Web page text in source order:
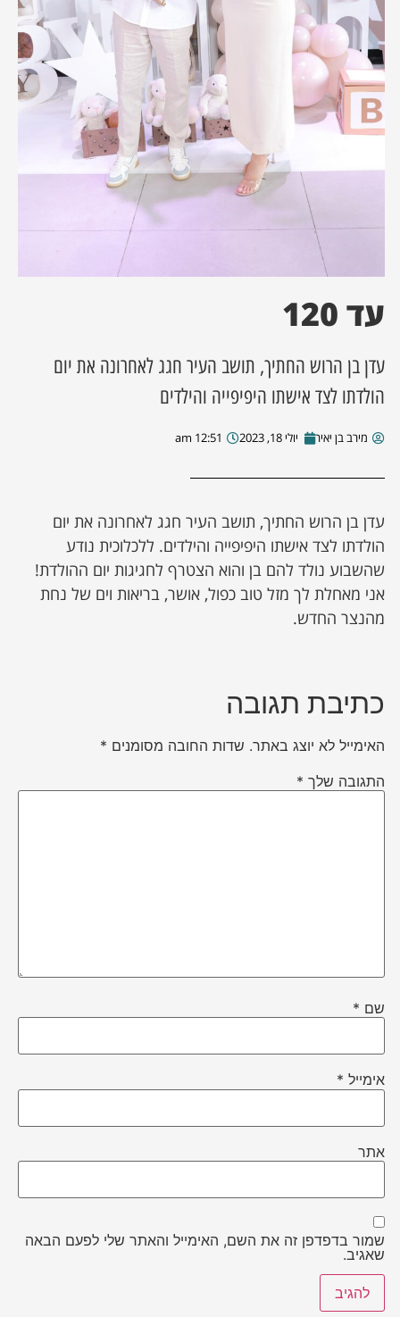
מסע מלחמה
השבוע
עסקים
עד 120
עדן בן הרוש החתיך, תושב העיר חגג לאחרונה את יום
הולדתו לצד אישתו היפיפייה והילדים
מירב בן יאיר יולי 18, 2023 12:51 am
עדן בן הרוש החתיך, תושב העיר חגג לאחרונה את יום
הולדתו לצד אישתו היפיפייה והילדים. ללכלוכית נודע
שהשבוע נולד להם בן והוא הצטרף לחגיגות יום ההולדת!
אני מאחלת לך מזל טוב כפול, אושר, בריאות וים של נחת
מהנצר החדש.
כתיבת תגובה
האימייל לא יוצג באתר. שדות החובה מסומנים *
התגובה שלך *
שם *
אימייל *
אתר
שמור בדפדפן זה את השם, האימייל והאתר שלי לפעם הבאה
שאגיב.